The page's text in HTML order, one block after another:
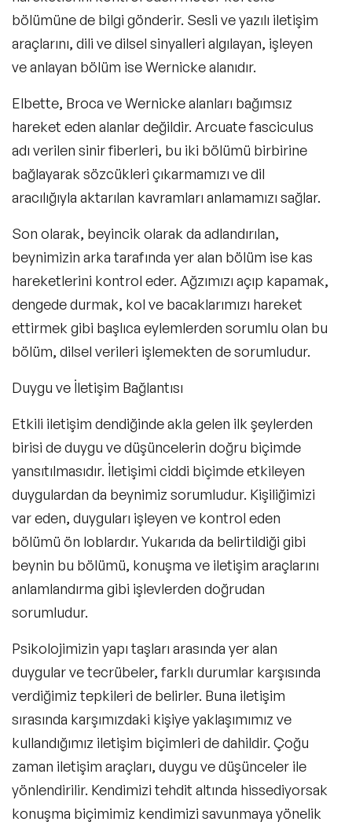
bölümüne de bilgi gönderir. Sesli veyazılı iletişim
araçlarını, dili ve dilsel sinyalleri algılayan, işleyen
ve anlayan bölüm ise Wernicke alanıdır.
Elbette, Broca veWernickealanları bağımsız
hareket eden alanlar değildir. Arcuate fasciculus
adı verilen sinir fiberleri, bu iki bölümü birbirine
bağlayarak sözcükleri çıkarmamızı ve dil
aracılığıyla aktarılan kavramları anlamamızı sağlar.
Son olarak, beyincik olarak da adlandırılan,
beynimizin arka tarafında yer alan bölüm ise kas
hareketlerini kontrol eder. Ağzımızı açıp kapamak,
dengede durmak, kol ve bacaklarımızı hareket
ettirmek gibi başlıca eylemlerden sorumlu olan bu
bölüm, dilsel verileri işlemekten de sorumludur.
Duygu ve İletişim Bağlantısı
Etkili iletişim dendiğinde akla gelen ilk şeylerden
birisi de duygu ve düşüncelerin doğru biçimde
yansıtılmasıdır. İletişimi ciddi biçimde etkileyen
duygulardan da beynimiz sorumludur. Kişiliğimizi
var eden, duyguları işleyen ve kontrol eden
bölümü ön loblardır. Yukarıda da belirtildiği gibi
beynin bu bölümü, konuşma ve iletişim araçlarını
anlamlandırma gibi işlevlerden doğrudan
sorumludur.
Psikolojimizin yapı taşları arasında yer alan
duygular ve tecrübeler, farklı durumlar karşısında
verdiğimiz tepkileri de belirler. Buna iletişim
sırasında karşımızdaki kişiye yaklaşımımız ve
kullandığımız iletişim biçimleri de dahildir. Çoğu
zaman iletişim araçları, duygu ve düşünceler ile
yönlendirilir. Kendimizi tehdit altında hissediyorsak
konuşma biçimimiz kendimizi savunmaya yönelik